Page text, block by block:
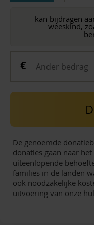
kan bijdragen
weeskind,
De genoemde
donaties gaan naar
uiteenlopende
families in de landen
ook noodzakelijke
uitvoering van onze